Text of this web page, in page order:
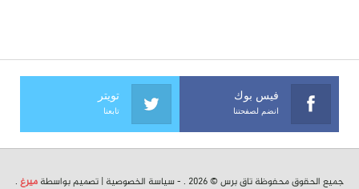
فيس بوك
انضم لصفحتنا
تويتر
تابعنا
جميع الحقوق محفوظة تاق برس © 2026 . - سياسة الخصوصية | تصميم بواسطة ميرغ .